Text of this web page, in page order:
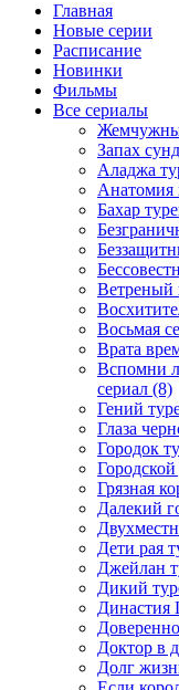
Главная
Новые серии
Расписание
Новинки
Фильмы
Все сериалы
Запах
Аладжа
Анатомия
Бахар
Ветреный
Восьмая
Врата
Вспомни
сериал (8)
Гений
Глаза
Городок
Грязная
Далекий
Дети рая
Джейлан
Дикий
Династия
Доктор в
Долг